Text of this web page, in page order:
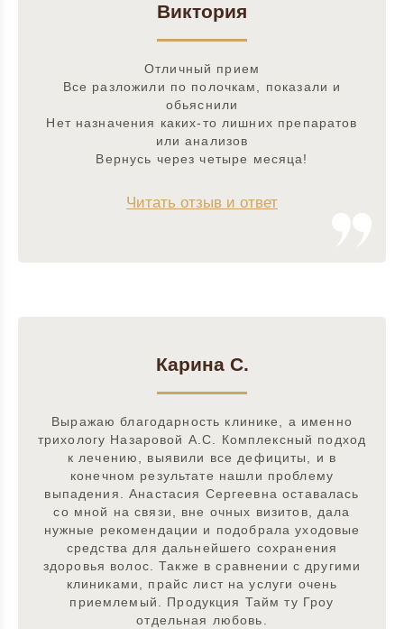
Виктория
Отличный прием
Все разложили по полочкам, показали и
обьяснили
Нет назначения каких-то лишних препаратов
или анализов
Вернусь через четыре месяца!
Читать отзыв и ответ
Карина С.
Выражаю благодарность клинике, а именно
трихологу Назаровой А.С. Комплексный подход
к лечению, выявили все дефициты, и в
конечном результате нашли проблему
выпадения. Анастасия Сергеевна оставалась
со мной на связи, вне очных визитов, дала
нужные рекомендации и подобрала уходовые
средства для дальнейшего сохранения
здоровья волос. Также в сравнении с другими
клиниками, прайс лист на услуги очень
приемлемый. Продукция Тайм ту Гроу
отдельная любовь.